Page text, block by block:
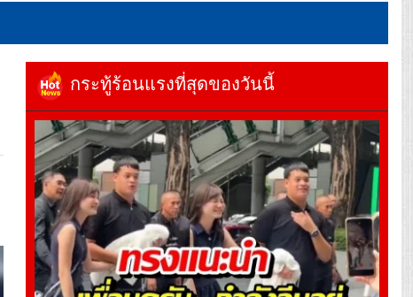
กระทู้ร้อนแรงที่สุดของวันนี้